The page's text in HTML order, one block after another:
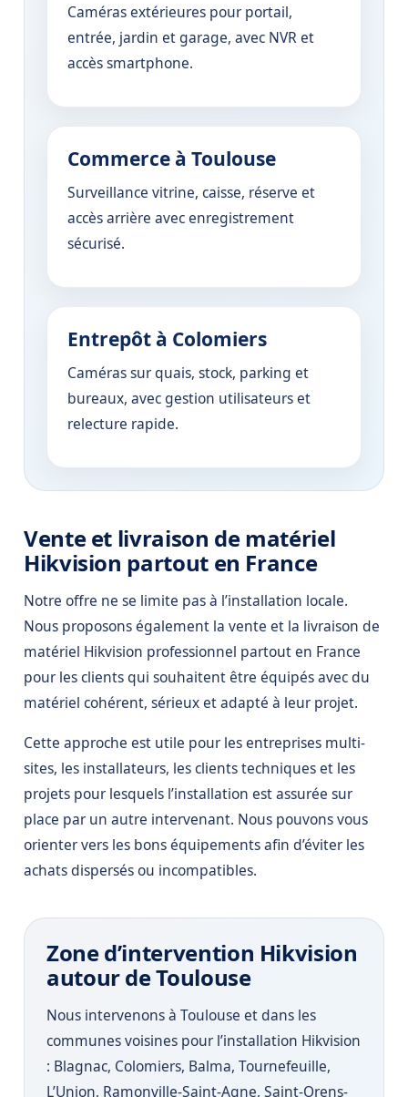
Caméras extérieures pour portail,
entrée, jardin et garage, avec NVR et
accès smartphone.
Commerce à Toulouse
Surveillance vitrine, caisse, réserve et
accès arrière avec enregistrement
sécurisé.
Entrepôt à Colomiers
Caméras sur quais, stock, parking et
bureaux, avec gestion utilisateurs et
relecture rapide.
Vente et livraison de matériel
Hikvision partout en France
Notre offre ne se limite pas à l’installation locale.
Nous proposons également la vente et la livraison de
matériel Hikvision professionnel partout en France
pour les clients qui souhaitent être équipés avec du
matériel cohérent, sérieux et adapté à leur projet.
Cette approche est utile pour les entreprises multi-
sites, les installateurs, les clients techniques et les
projets pour lesquels l’installation est assurée sur
place par un autre intervenant. Nous pouvons vous
orienter vers les bons équipements afin d’éviter les
achats dispersés ou incompatibles.
Zone d’intervention Hikvision
autour de Toulouse
Nous intervenons à Toulouse et dans les
communes voisines pour l’installation Hikvision
: Blagnac, Colomiers, Balma, Tournefeuille,
L’Union, Ramonville-Saint-Agne, Saint-Orens-